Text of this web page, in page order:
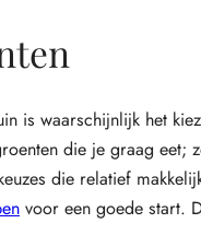
is waarschijnlijk het
die je graag
die relatief
voor een goede start.